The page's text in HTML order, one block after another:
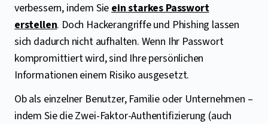
verbessern, indem Sieein starkes Passwort
erstellen. Doch Hackerangriffe und Phishing lassen
sich dadurch nicht aufhalten. Wenn Ihr Passwort
kompromittiert wird, sind Ihre persönlichen
Informationen einem Risiko ausgesetzt.
Ob als einzelner Benutzer, Familie oder Unternehmen –
indem Sie die Zwei-Faktor-Authentifizierung (auch